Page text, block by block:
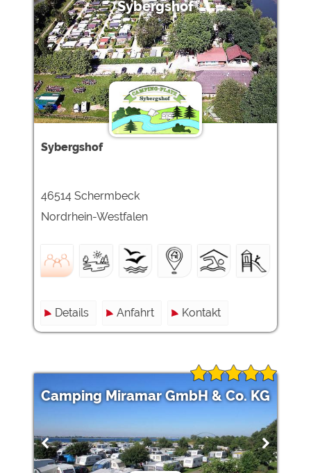
Sybergshof
Sybergshof
46514 Schermbeck
Nordrhein-Westfalen
Details Anfahrt Kontakt
Camping Miramar GmbH & Co. KG